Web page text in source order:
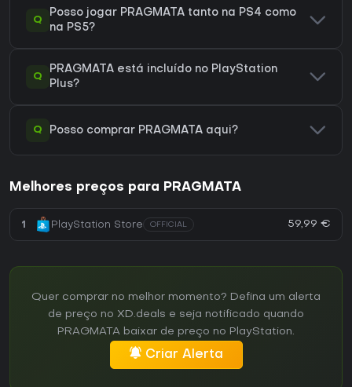
Q
Posso jogar PRAGMATA tanto na PS4 como
na PS5?
Q
PRAGMATA está incluído no PlayStation
Plus?
Q Posso comprar PRAGMATA aqui?
Melhores preços para PRAGMATA
1 PlayStation Store OFFICIAL 59,99 €
Quer comprar no melhor momento? Defina um alerta
de preço no XD.deals e seja notificado quando
PRAGMATA baixar de preço no PlayStation.
Criar Alerta